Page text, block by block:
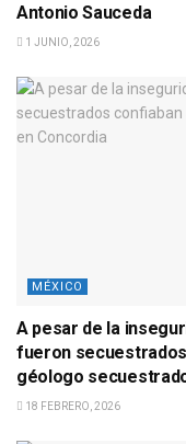
Antonio Sauceda
1 JUNIO, 2026
MÉXICO
A pesar de la
fueron
géologo
18 FEBRERO, 2026